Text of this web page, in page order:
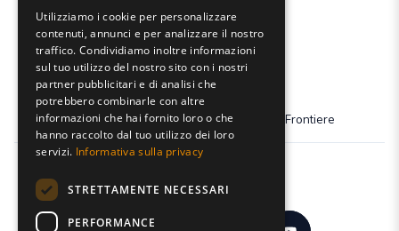
Dona il tuo 5x1000 a Fondazione Senza Frontiere
Seguici:
Utilizziamo i cookie per personalizzare
contenuti, annunci e per analizzare il nostro
traffico. Condividiamo inoltre informazioni
sul tuo utilizzo del nostro sito con i nostri
partner pubblicitari e di analisi che
potrebbero combinarle con altre
informazioni che hai fornito loro o che
hanno raccolto dal tuo utilizzo dei loro
servizi. Informativa sulla privacy
STRETTAMENTE NECESSARI
PERFORMANCE